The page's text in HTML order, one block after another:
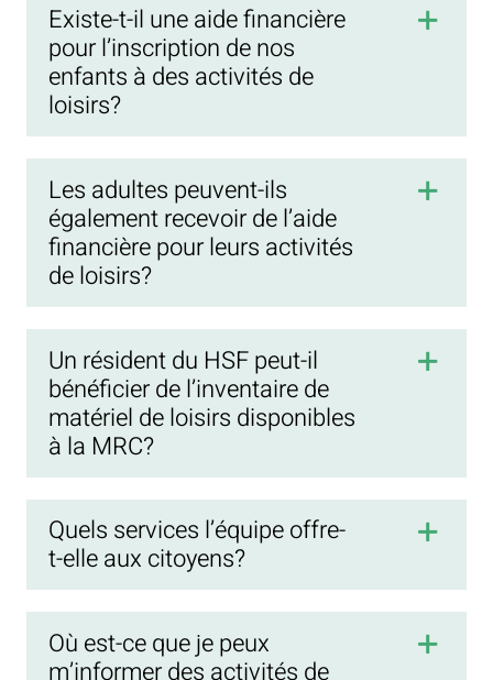
Existe-t-il une aide financière
pour l’inscription de nos
enfants à des activités de
loisirs?
Les adultes peuvent-ils
également recevoir de l’aide
financière pour leurs activités
de loisirs?
Un résident du HSF peut-il
bénéficier de l’inventaire de
matériel de loisirs disponibles
à la MRC?
Quels services l’équipe offre-
t-elle aux citoyens?
Où est-ce que je peux
m’informer des activités de